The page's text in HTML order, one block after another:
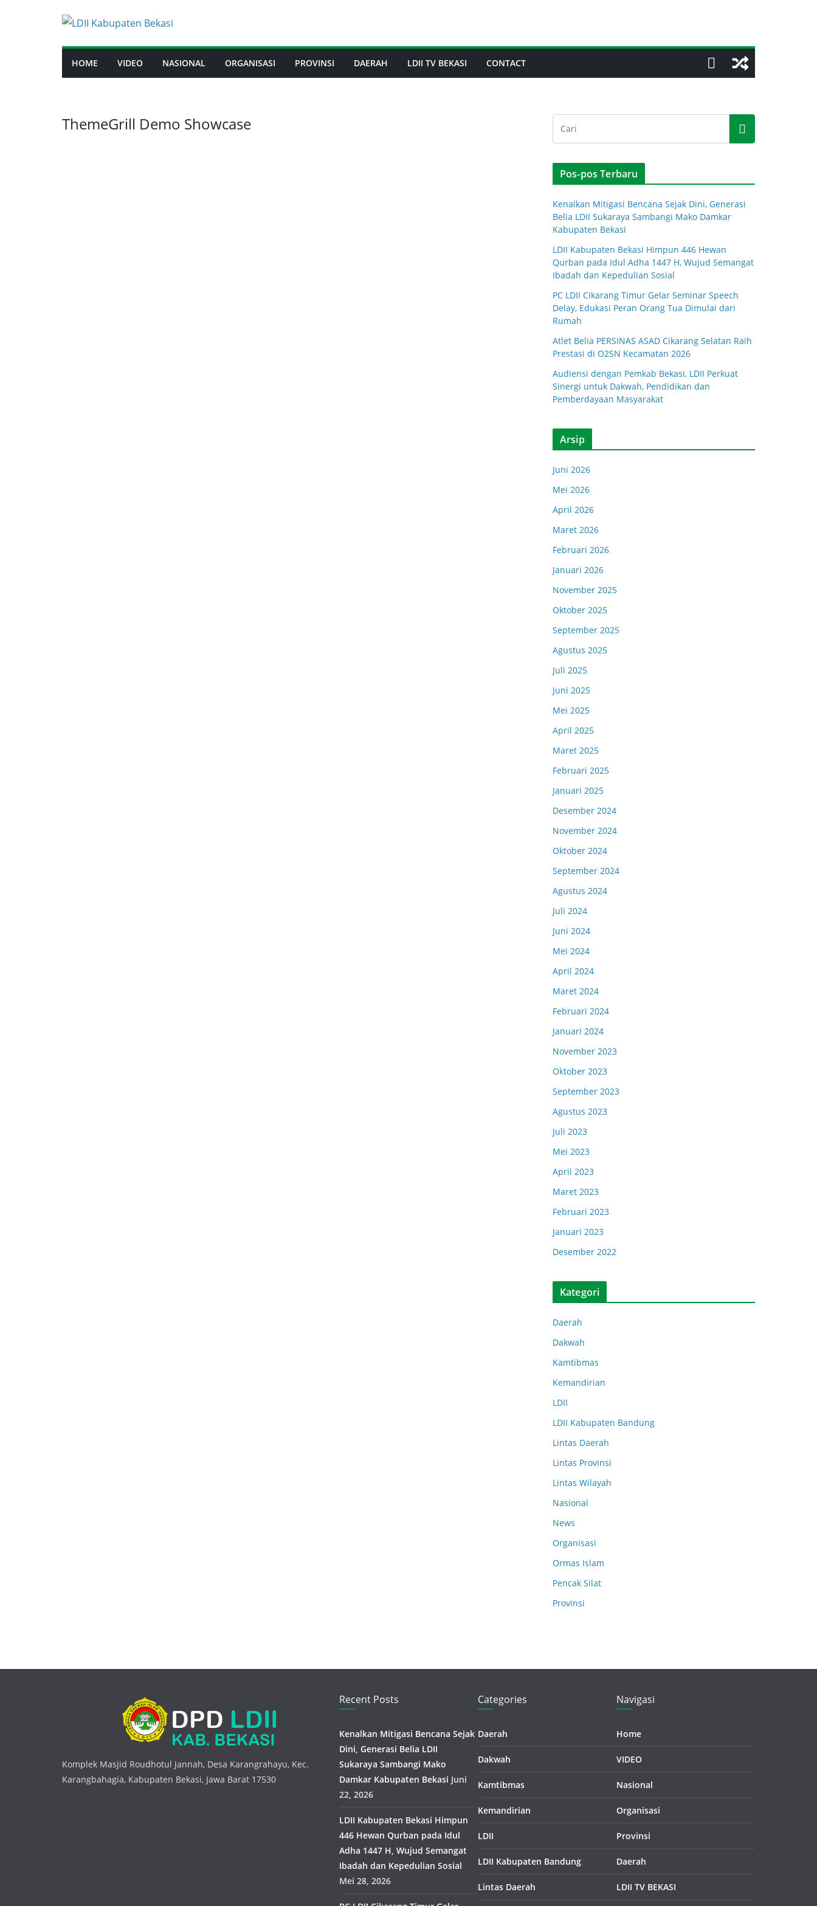
HOME VIDEO NASIONAL ORGANISASI PROVINSI DAERAH LDII TV BEKASI CONTACT
ThemeGrill Demo Showcase
Pos-pos Terbaru
Kenalkan Mitigasi Bencana Sejak Dini, Generasi
Belia LDII Sukaraya Sambangi Mako Damkar
Kabupaten Bekasi
LDII Kabupaten Bekasi Himpun 446 Hewan
Qurban pada Idul Adha 1447 H, Wujud Semangat
Ibadah dan Kepedulian Sosial
PC LDII Cikarang Timur Gelar Seminar Speech
Delay, Edukasi Peran Orang Tua Dimulai dari
Rumah
Atlet Belia PERSINAS ASAD Cikarang Selatan Raih
Prestasi di O2SN Kecamatan 2026
Audiensi dengan Pemkab Bekasi, LDII Perkuat
Sinergi untuk Dakwah, Pendidikan dan
Pemberdayaan Masyarakat
Arsip
Juni 2026
Mei 2026
April 2026
Maret 2026
Februari 2026
Januari 2026
November 2025
Oktober 2025
September 2025
Agustus 2025
Juli 2025
Juni 2025
Mei 2025
April 2025
Maret 2025
Februari 2025
Januari 2025
Desember 2024
November 2024
Oktober 2024
September 2024
Agustus 2024
Juli 2024
Juni 2024
Mei 2024
April 2024
Maret 2024
Februari 2024
Januari 2024
November 2023
Oktober 2023
September 2023
Agustus 2023
Juli 2023
Mei 2023
April 2023
Maret 2023
Februari 2023
Januari 2023
Desember 2022
Kategori
Daerah
Dakwah
Kamtibmas
Kemandirian
LDII
LDII Kabupaten Bandung
Lintas Daerah
Lintas Provinsi
Lintas Wilayah
Nasional
News
Organisasi
Ormas Islam
Pencak Silat
Provinsi
Komplek Masjid Roudhotul Jannah, Desa Karangrahayu, Kec.
Karangbahagia, Kabupaten Bekasi, Jawa Barat 17530
Recent Posts
Kenalkan Mitigasi Bencana Sejak
Dini, Generasi Belia LDII
Sukaraya Sambangi Mako
Damkar Kabupaten Bekasi Juni
22, 2026
LDII Kabupaten Bekasi Himpun
446 Hewan Qurban pada Idul
Adha 1447 H, Wujud Semangat
Ibadah dan Kepedulian Sosial
Mei 28, 2026
Categories
Daerah
Dakwah
Kamtibmas
Kemandirian
LDII
LDII Kabupaten Bandung
Lintas Daerah
Navigasi
Home
VIDEO
Nasional
Organisasi
Provinsi
Daerah
LDII TV BEKASI